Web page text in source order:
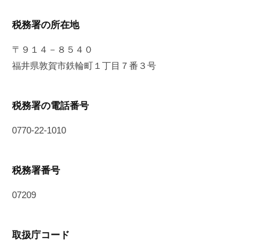
税務署の所在地
〒９１４－８５４０
福井県敦賀市鉄輪町１丁目７番３号
税務署の電話番号
0770-22-1010
税務署番号
07209
取扱庁コード